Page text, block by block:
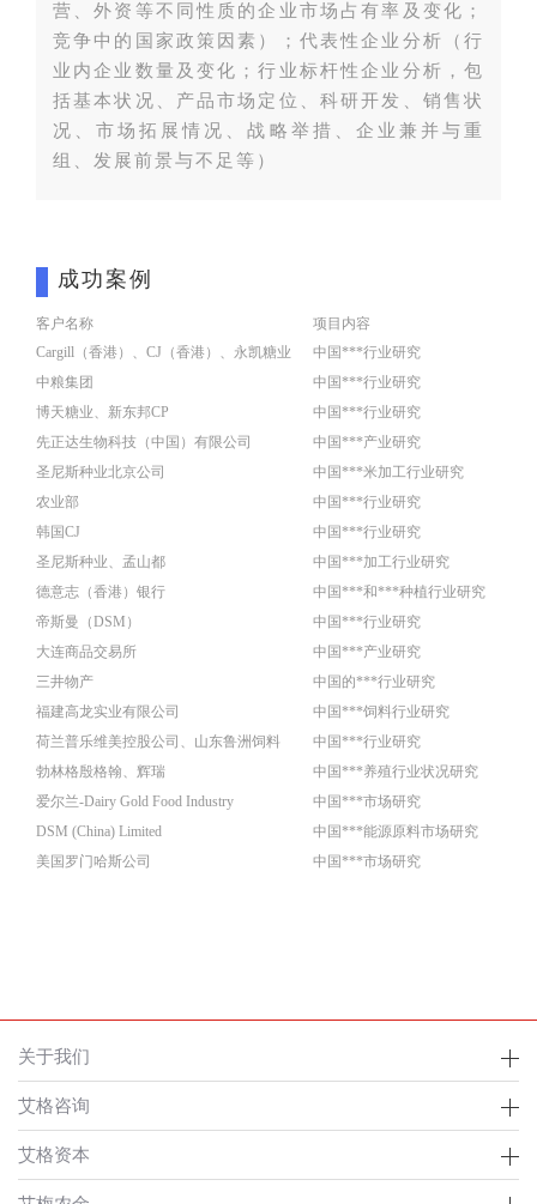
营、外资等不同性质的企业市场占有率及变化；
竞争中的国家政策因素）；代表性企业分析（行
业内企业数量及变化；行业标杆性企业分析，包
括基本状况、产品市场定位、科研开发、销售状
况、市场拓展情况、战略举措、企业兼并与重
组、发展前景与不足等）
成功案例
客户名称
项目内容
Cargill（香港）、CJ（香港）、永凯糖业
中国***行业研究
中粮集团
中国***行业研究
博天糖业、新东邦CP
中国***行业研究
先正达生物科技（中国）有限公司
中国***产业研究
圣尼斯种业北京公司
中国***米加工行业研究
农业部
中国***行业研究
韩国CJ
中国***行业研究
圣尼斯种业、孟山都
中国***加工行业研究
德意志（香港）银行
中国***和***种植行业研究
帝斯曼（DSM）
中国***行业研究
大连商品交易所
中国***产业研究
三井物产
中国的***行业研究
福建高龙实业有限公司
中国***饲料行业研究
荷兰普乐维美控股公司、山东鲁洲饲料
中国***行业研究
勃林格殷格翰、辉瑞
中国***养殖行业状况研究
爱尔兰-Dairy Gold Food Industry
中国***市场研究
DSM (China) Limited
中国***能源原料市场研究
美国罗门哈斯公司
中国***市场研究
关于我们
艾格咨询
艾格资本